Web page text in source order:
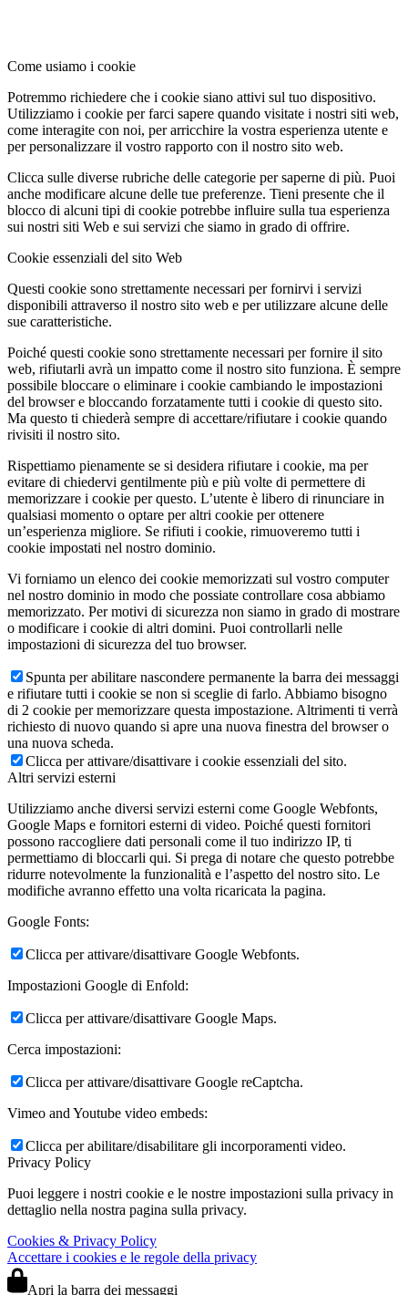
Come usiamo i cookie
Potremmo richiedere che i cookie siano attivi sul tuo dispositivo.
Utilizziamo i cookie per farci sapere quando visitate i nostri siti web,
come interagite con noi, per arricchire la vostra esperienza utente e
per personalizzare il vostro rapporto con il nostro sito web.
Clicca sulle diverse rubriche delle categorie per saperne di più. Puoi
anche modificare alcune delle tue preferenze. Tieni presente che il
blocco di alcuni tipi di cookie potrebbe influire sulla tua esperienza
sui nostri siti Web e sui servizi che siamo in grado di offrire.
Cookie essenziali del sito Web
Questi cookie sono strettamente necessari per fornirvi i servizi
disponibili attraverso il nostro sito web e per utilizzare alcune delle
sue caratteristiche.
Poiché questi cookie sono strettamente necessari per fornire il sito
web, rifiutarli avrà un impatto come il nostro sito funziona. È sempre
possibile bloccare o eliminare i cookie cambiando le impostazioni
del browser e bloccando forzatamente tutti i cookie di questo sito.
Ma questo ti chiederà sempre di accettare/rifiutare i cookie quando
rivisiti il nostro sito.
Rispettiamo pienamente se si desidera rifiutare i cookie, ma per
evitare di chiedervi gentilmente più e più volte di permettere di
memorizzare i cookie per questo. L’utente è libero di rinunciare in
qualsiasi momento o optare per altri cookie per ottenere
un’esperienza migliore. Se rifiuti i cookie, rimuoveremo tutti i
cookie impostati nel nostro dominio.
Vi forniamo un elenco dei cookie memorizzati sul vostro computer
nel nostro dominio in modo che possiate controllare cosa abbiamo
memorizzato. Per motivi di sicurezza non siamo in grado di mostrare
o modificare i cookie di altri domini. Puoi controllarli nelle
impostazioni di sicurezza del tuo browser.
Spunta per abilitare nascondere permanente la barra dei messaggi
e rifiutare tutti i cookie se non si sceglie di farlo. Abbiamo bisogno
di 2 cookie per memorizzare questa impostazione. Altrimenti ti verrà
richiesto di nuovo quando si apre una nuova finestra del browser o
una nuova scheda.
Clicca per attivare/disattivare i cookie essenziali del sito.
Altri servizi esterni
Utilizziamo anche diversi servizi esterni come Google Webfonts,
Google Maps e fornitori esterni di video. Poiché questi fornitori
possono raccogliere dati personali come il tuo indirizzo IP, ti
permettiamo di bloccarli qui. Si prega di notare che questo potrebbe
ridurre notevolmente la funzionalità e l’aspetto del nostro sito. Le
modifiche avranno effetto una volta ricaricata la pagina.
Google Fonts:
Clicca per attivare/disattivare Google Webfonts.
Impostazioni Google di Enfold:
Clicca per attivare/disattivare Google Maps.
Cerca impostazioni:
Clicca per attivare/disattivare Google reCaptcha.
Vimeo and Youtube video embeds:
Clicca per abilitare/disabilitare gli incorporamenti video.
Privacy Policy
Puoi leggere i nostri cookie e le nostre impostazioni sulla privacy in
dettaglio nella nostra pagina sulla privacy.
Cookies & Privacy Policy
Accettare i cookies e le regole della privacy
Apri la barra dei messaggi